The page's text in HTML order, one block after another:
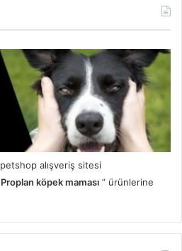
alışveriş sitesi
Proplan köpek maması ” ürünlerine